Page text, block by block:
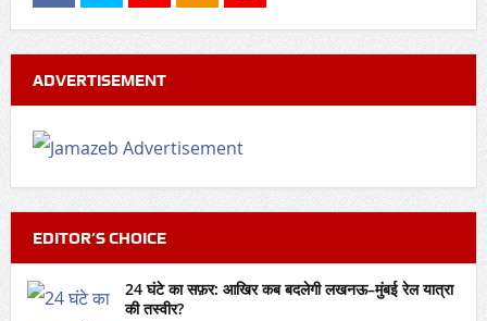
ADVERTISEMENT
EDITOR’S CHOICE
24 घंटे का सफ़र: आखिर कब बदलेगी लखनऊ–मुंबई रेल यात्रा
की तस्वीर?